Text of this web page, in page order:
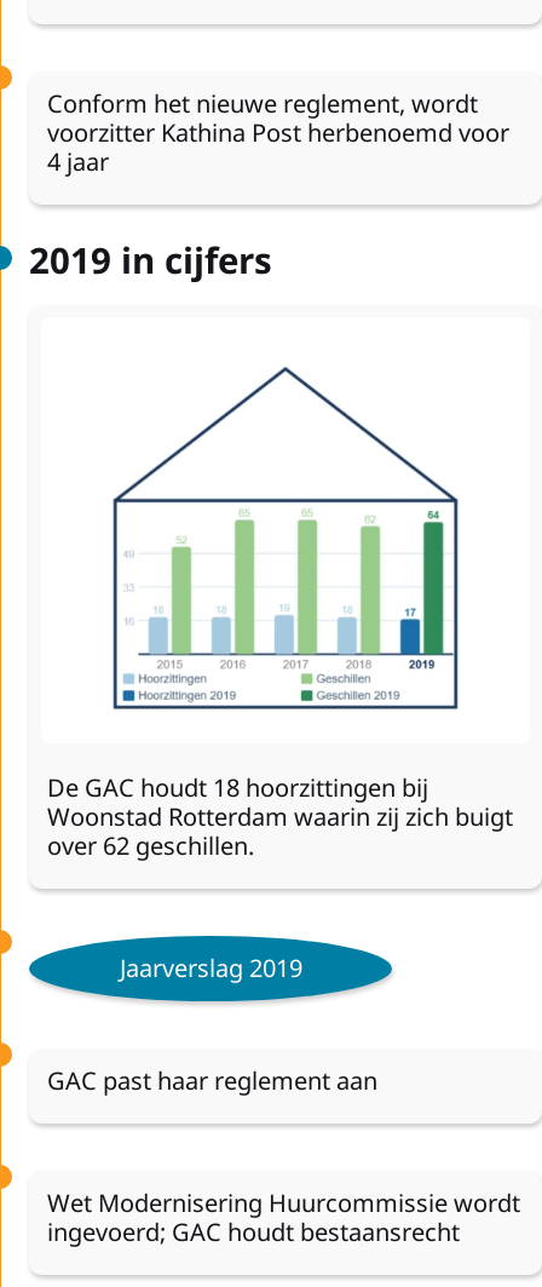
Conform het nieuwe reglement, wordt
voorzitter Kathina Post herbenoemd voor
4 jaar
2019 in cijfers
De GAC houdt 18 hoorzittingen bij
Woonstad Rotterdam waarin zij zich buigt
over 62 geschillen.
Jaarverslag 2019
GAC past haar reglement aan
Wet Modernisering Huurcommissie wordt
ingevoerd; GAC houdt bestaansrecht